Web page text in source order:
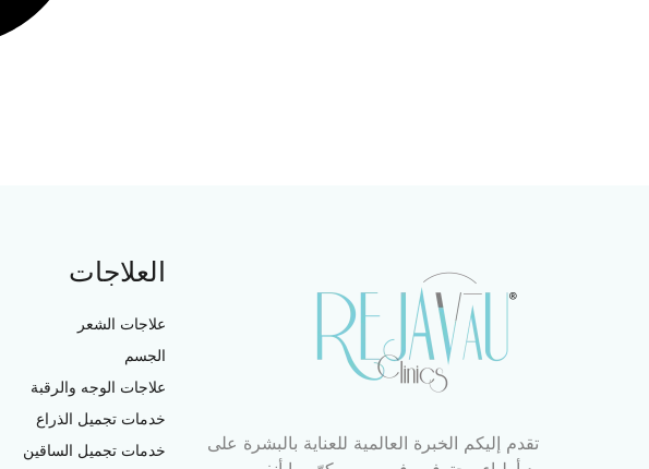
تقدم إليكم الخبرة العالمية للعناية بالبشرة على
العلاجات
علاجات الشعر
الجسم
علاجات الوجه والرقبة
خدمات تجميل الذراع
خدمات تجميل الساقين